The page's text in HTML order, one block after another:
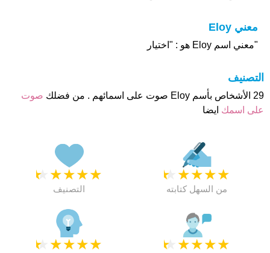
معني Eloy
"معني اسم Eloy هو : "اختيار
التصنيف
29 الأشخاص بأسم Eloy صوت على اسمائهم . من فضلك
صوت
على اسمك ايضا
★
★
★
★
★
التصنيف
★
★
★
★
★
من السهل كتابته
★
★
★
★
★ ★
★
★
★
★